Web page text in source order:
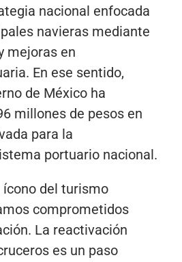
nacional enfocada
navieras mediante
mejoras en
En ese sentido,
de México ha
millones de pesos en
para la
portuario nacional.
ícono del turismo
comprometidos
La reactivación
es un paso